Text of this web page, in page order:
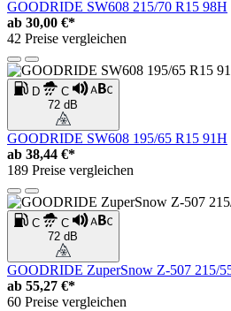
GOODRIDE SW608 215/70 R15 98H
ab 30,00 €*
42 Preise vergleichen
D
C
72 dB
GOODRIDE SW608 195/65 R15 91H
ab 38,44 €*
189 Preise vergleichen
C
C
72 dB
GOODRIDE ZuperSnow Z-507 215/
ab 55,27 €*
60 Preise vergleichen